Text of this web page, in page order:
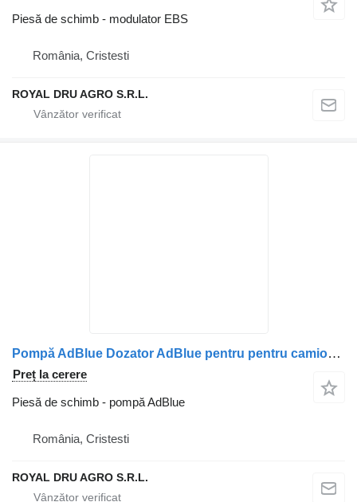
Piesă de schimb - modulator EBS
România, Cristesti
ROYAL DRU AGRO S.R.L.
Pompă AdBlue Dozator AdBlue pentru pentru camion Mitsubishi ME556056 – Pompă și Injector AdBlue
Preț la cerere
Piesă de schimb - pompă AdBlue
România, Cristesti
ROYAL DRU AGRO S.R.L.